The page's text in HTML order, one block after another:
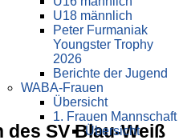
U18 männlich
Peter Furmaniak
Youngster Trophy
2026
Berichte der Jugend
WABA-Frauen
Übersicht
1. Frauen Mannschaft
Übersicht
des SV Blau-Weiß